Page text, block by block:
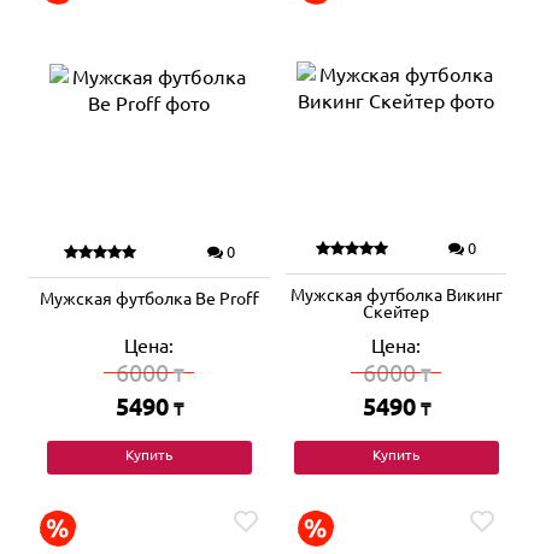
0
Мужская футболка Be Proff
Цена:
6000₸
5490 ₸
Купить
0
Мужская футболка Викинг
Скейтер
Цена:
6000₸
5490 ₸
Купить